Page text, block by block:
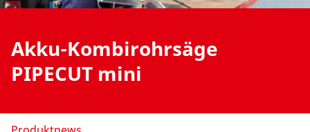
Login
Unternehmen und Karriere
Akku-Kombirohrsäge
PIPECUT mini